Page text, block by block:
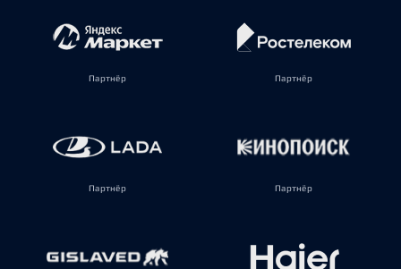
Партнёр Партнёр
Партнёр Партнёр